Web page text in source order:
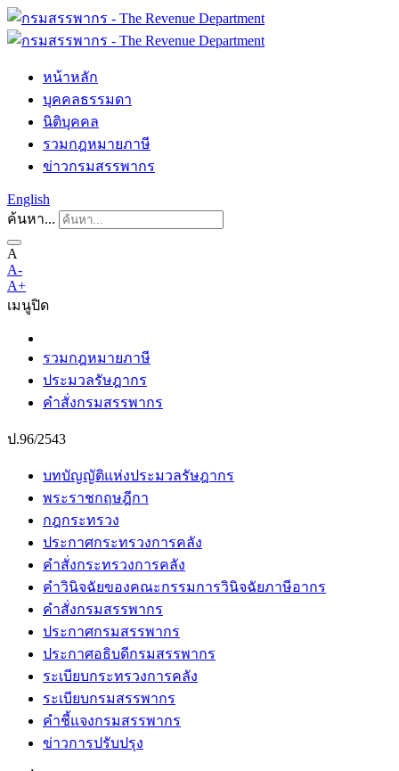
หน้าหลัก
บุคคลธรรมดา
นิติบุคคล
รวมกฎหมายภาษี
ข่าวกรมสรรพากร
English
ค้นหา...
A
A-
A+
เมนูปิด
รวมกฎหมายภาษี
ประมวลรัษฎากร
คำสั่งกรมสรรพากร
ป.96/2543
บทบัญญัติแห่งประมวลรัษฎากร
พระราชกฤษฎีกา
กฎกระทรวง
ประกาศกระทรวงการคลัง
คำสั่งกระทรวงการคลัง
คำวินิจฉัยของคณะกรรมการวินิจฉัยภาษีอากร
คำสั่งกรมสรรพากร
ประกาศกรมสรรพากร
ประกาศอธิบดีกรมสรรพากร
ระเบียบกระทรวงการคลัง
ระเบียบกรมสรรพากร
คำชี้แจงกรมสรรพากร
ข่าวการปรับปรุง